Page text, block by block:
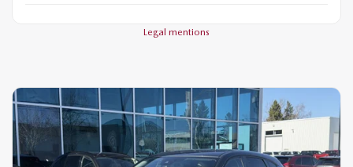
Legal mentions